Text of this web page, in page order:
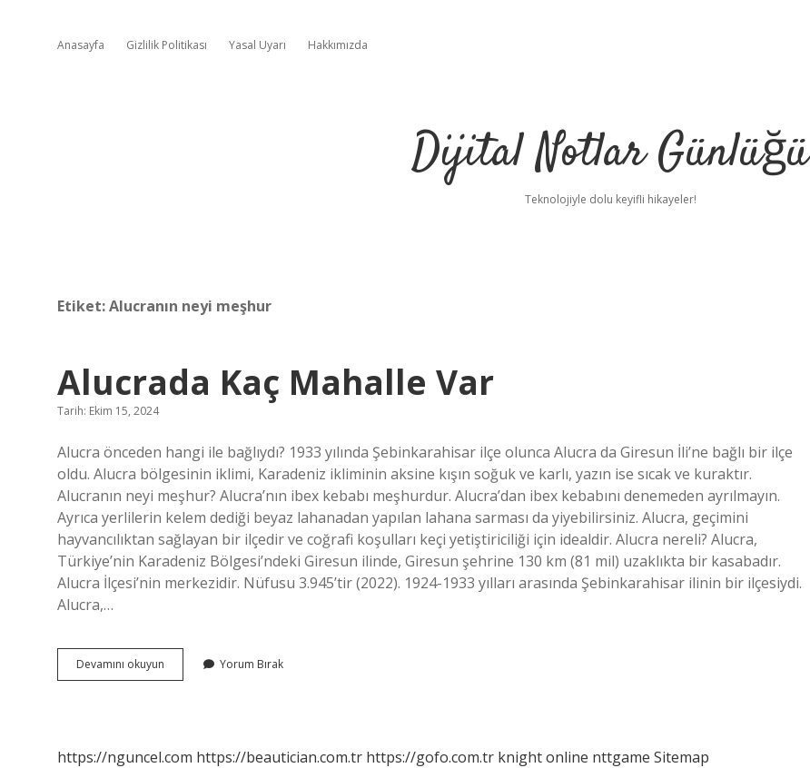
Anasayfa Gizlilik Politikası Yasal Uyarı Hakkımızda
Dijital Notlar Günlüğü
Teknolojiyle dolu keyifli hikayeler!
Etiket:Alucranın neyi meşhur
Alucrada Kaç Mahalle Var
Tarih: Ekim 15, 2024
Alucra önceden hangi ile bağlıydı? 1933 yılında Şebinkarahisar ilçe olunca Alucra da Giresun İli’ne bağlı bir ilçe
oldu. Alucra bölgesinin iklimi, Karadeniz ikliminin aksine kışın soğuk ve karlı, yazın ise sıcak ve kuraktır.
Alucranın neyi meşhur? Alucra’nın ibex kebabı meşhurdur. Alucra’dan ibex kebabını denemeden ayrılmayın.
Ayrıca yerlilerin kelem dediği beyaz lahanadan yapılan lahana sarması da yiyebilirsiniz. Alucra, geçimini
hayvancılıktan sağlayan bir ilçedir ve coğrafi koşulları keçi yetiştiriciliği için idealdir. Alucra nereli? Alucra,
Türkiye’nin Karadeniz Bölgesi’ndeki Giresun ilinde, Giresun şehrine 130 km (81 mil) uzaklıkta bir kasabadır.
Alucra İlçesi’nin merkezidir. Nüfusu 3.945’tir (2022). 1924-1933 yılları arasında Şebinkarahisar ilinin bir ilçesiydi.
Alucra,…
Devamını okuyun Alucrada
Kaç
Yorum Bırak
https://nguncel.com https://beautician.com.tr https://gofo.com.tr knight online nttgame Sitemap